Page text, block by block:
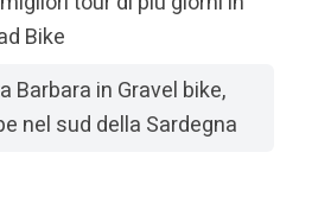
Bike
Barbara in Gravel bike,
nel sud della Sardegna